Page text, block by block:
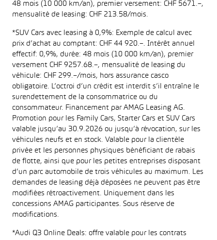
48 mois (10 000 km/an), premier versement: CHF 5671.–,
mensualité de leasing: CHF 213.58/mois.
*SUV Cars avec leasing à 0,9%: Exemple de calcul avec
prix d’achat au comptant: CHF 44 920.–. Intérêt annuel
effectif: 0,9%, durée: 48 mois (10 000 km/an), premier
versement CHF 9257.68.–, mensualité de leasing du
véhicule: CHF 299.–/mois, hors assurance casco
obligatoire. L’octroi d’un crédit est interdit s’il entraîne le
surendettement de la consommatrice ou du
consommateur. Financement par AMAG Leasing AG.
Promotion pour les Family Cars, Starter Cars et SUV Cars
valable jusqu’au 30.9.2026 ou jusqu’à révocation, sur les
véhicules neufs et en stock. Valable pour la clientèle
privée et les personnes physiques bénéficiant de rabais
de flotte, ainsi que pour les petites entreprises disposant
d’un parc automobile de trois véhicules au maximum. Les
demandes de leasing déjà déposées ne peuvent pas être
modifiées rétroactivement. Uniquement dans les
concessions AMAG participantes. Sous réserve de
modifications.
*Audi Q3 Online Deals: offre valable pour les contrats